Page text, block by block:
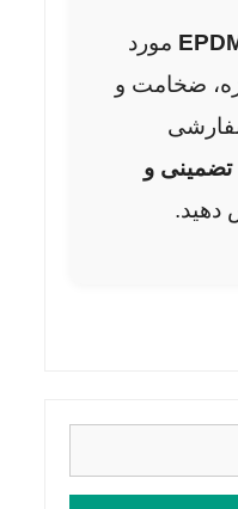
مورد
ضخامت و
و